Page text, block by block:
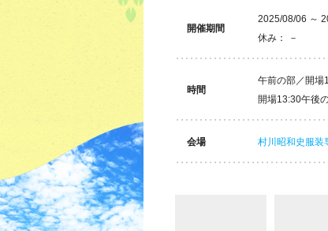
開催期間
2025/08/06 ～
休み： －
時間
午前の部／開場
開場13:30午後
会場 村川昭和史服装